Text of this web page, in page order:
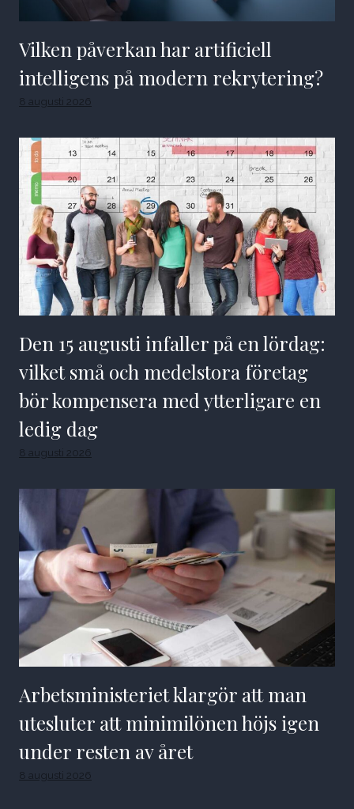
Vilken påverkan har artificiell
intelligens på modern rekrytering?
8 augusti 2026
Den 15 augusti infaller på en lördag:
vilket små och medelstora företag
bör kompensera med ytterligare en
ledig dag
8 augusti 2026
Arbetsministeriet klargör att man
utesluter att minimilönen höjs igen
under resten av året
8 augusti 2026